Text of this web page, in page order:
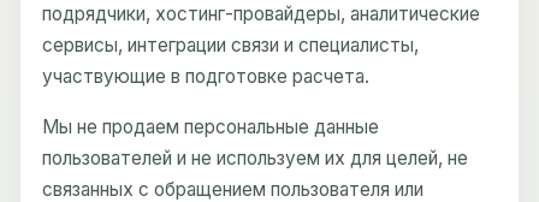
подрядчики, хостинг-провайдеры, аналитические
сервисы, интеграции связи и специалисты,
участвующие в подготовке расчета.
Мы не продаем персональные данные
пользователей и не используем их для целей, не
связанных с обращением пользователя или